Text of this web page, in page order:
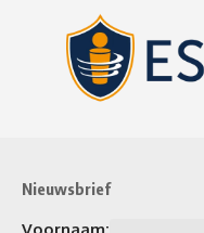
Nieuwsbrief